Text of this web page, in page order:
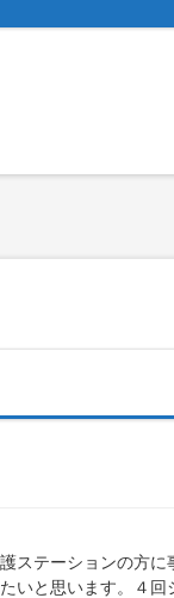
ステーションの方に
いと思います。４回